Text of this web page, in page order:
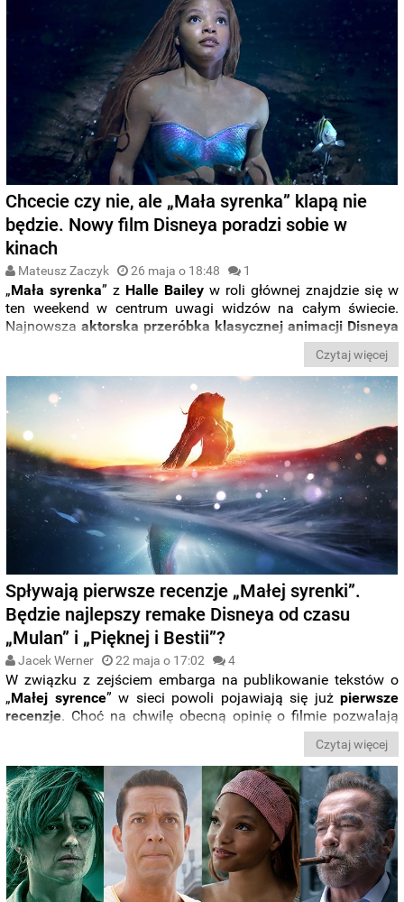
Chcecie czy nie, ale „Mała syrenka” klapą nie
będzie. Nowy film Disneya poradzi sobie w
kinach
Mateusz Zaczyk 26 maja o 18:48 1
„Mała syrenka” z Halle Bailey w roli głównej znajdzie się w
ten weekend w centrum uwagi widzów na całym świecie.
Najnowsza aktorska przeróbka klasycznej animacji Disneya
zawitała właśnie do kin i zaczyna od wyjątkowo udanego
Czytaj więcej
Spływają pierwsze recenzje „Małej syrenki”.
Będzie najlepszy remake Disneya od czasu
„Mulan” i „Pięknej i Bestii”?
Jacek Werner 22 maja o 17:02 4
W związku z zejściem embarga na publikowanie tekstów o
„Małej syrence” w sieci powoli pojawiają się jużpierwsze
recenzje. Choć na chwilę obecną opinię o filmie pozwalają
założyć, że i tym razem Disney mierzy się z typowymi
produkcja cieszy się
pośród krytyków najwyższym uznaniem od czasu „Mulan”.
Czytaj więcej